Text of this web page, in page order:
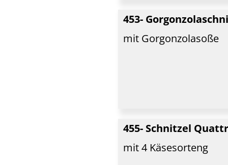
453-
mit Gorgonzolasoße
455- Schnitzel
mit 4 Käsesorteng